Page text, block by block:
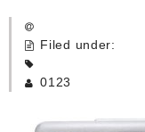
卒園記念品
Filed under:
0123